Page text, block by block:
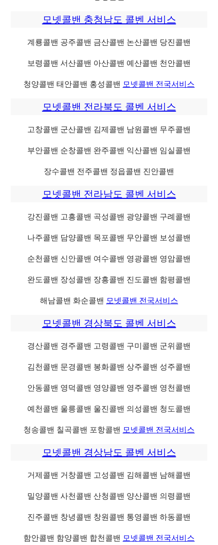
모넷콜밴 충청남도 콜벤 서비스
계룡콜밴 공주콜밴 금산콜밴 논산콜밴 당진콜밴
보령콜밴 서산콜밴 아산콜밴 예산콜밴 천안콜밴
청양콜밴 태안콜밴 홍성콜밴 모넷콜밴 전국서비스
모넷콜밴 전라북도 콜벤 서비스
고창콜밴 군산콜밴 김제콜밴 남원콜밴 무주콜밴
부안콜밴 순창콜밴 완주콜밴 익산콜밴 임실콜밴
장수콜밴 전주콜밴 정읍콜밴 진안콜밴
모넷콜밴 전라남도 콜벤 서비스
강진콜밴 고흥콜밴 곡성콜밴 광양콜밴 구례콜밴
나주콜밴 담양콜밴 목포콜밴 무안콜밴 보성콜밴
순천콜밴 신안콜밴 여수콜밴 영광콜밴 영암콜밴
완도콜밴 장성콜밴 장흥콜밴 진도콜밴 함평콜밴
해남콜밴 화순콜밴 모넷콜밴 전국서비스
모넷콜밴 경상북도 콜벤 서비스
경산콜밴 경주콜밴 고령콜밴 구미콜밴 군위콜밴
김천콜밴 문경콜밴 봉화콜밴 상주콜밴 성주콜밴
안동콜밴 영덕콜밴 영양콜밴 영주콜밴 영천콜밴
예천콜밴 울릉콜밴 울진콜밴 의성콜밴 청도콜밴
청송콜밴 칠곡콜밴 포항콜밴 모넷콜밴 전국서비스
모넷콜밴 경상남도 콜벤 서비스
거제콜밴 거창콜밴 고성콜밴 김해콜밴 남해콜밴
밀양콜밴 사천콜밴 산청콜밴 양산콜밴 의령콜밴
진주콜밴 창녕콜밴 창원콜밴 통영콜밴 하동콜밴
함안콜밴 함양콜밴 합천콜밴 모넷콜밴 전국서비스